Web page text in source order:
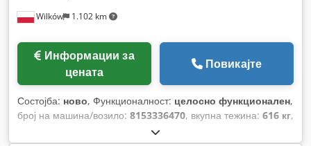
Wilków 1.102 km
цената
Повикајте
Состојба: ново, Функционалност: целосно функционален,
број на машина/возило: 8153336470, вкупна тежина: 616 кг,
399 m³/ч, притисок (мин.):